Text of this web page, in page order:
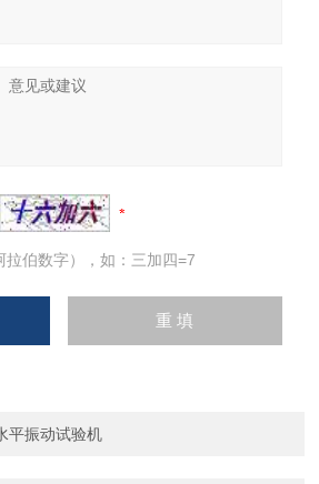
伯数字），如：三加四=7
平振动试验机